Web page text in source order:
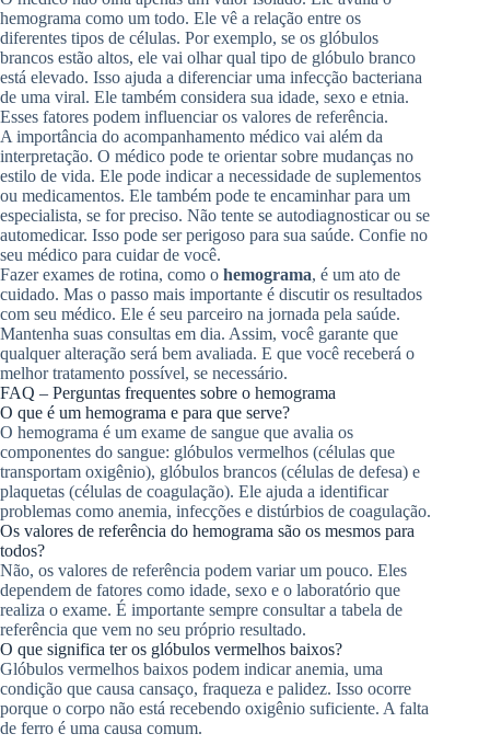
hemograma como um todo. Ele vê a relação entre os
diferentes tipos de células. Por exemplo, se os glóbulos
brancos estão altos, ele vai olhar qual tipo de glóbulo branco
está elevado. Isso ajuda a diferenciar uma infecção bacteriana
de uma viral. Ele também considera sua idade, sexo e etnia.
Esses fatores podem influenciar os valores de referência.
A importância do acompanhamento médico vai além da
interpretação. O médico pode te orientar sobre mudanças no
estilo de vida. Ele pode indicar a necessidade de suplementos
ou medicamentos. Ele também pode te encaminhar para um
especialista, se for preciso. Não tente se autodiagnosticar ou se
automedicar. Isso pode ser perigoso para sua saúde. Confie no
seu médico para cuidar de você.
Fazer exames de rotina, como o hemograma, é um ato de
cuidado. Mas o passo mais importante é discutir os resultados
com seu médico. Ele é seu parceiro na jornada pela saúde.
Mantenha suas consultas em dia. Assim, você garante que
qualquer alteração será bem avaliada. E que você receberá o
melhor tratamento possível, se necessário.
FAQ – Perguntas frequentes sobre o hemograma
O que é um hemograma e para que serve?
O hemograma é um exame de sangue que avalia os
componentes do sangue: glóbulos vermelhos (células que
transportam oxigênio), glóbulos brancos (células de defesa) e
plaquetas (células de coagulação). Ele ajuda a identificar
problemas como anemia, infecções e distúrbios de coagulação.
Os valores de referência do hemograma são os mesmos para
todos?
Não, os valores de referência podem variar um pouco. Eles
dependem de fatores como idade, sexo e o laboratório que
realiza o exame. É importante sempre consultar a tabela de
referência que vem no seu próprio resultado.
O que significa ter os glóbulos vermelhos baixos?
Glóbulos vermelhos baixos podem indicar anemia, uma
condição que causa cansaço, fraqueza e palidez. Isso ocorre
porque o corpo não está recebendo oxigênio suficiente. A falta
de ferro é uma causa comum.